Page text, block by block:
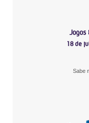
Jogos
18 de
Sabe